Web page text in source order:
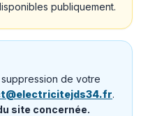
publiquement.
de votre
.
site concernée.